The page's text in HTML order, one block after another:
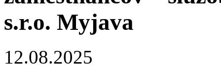
s.r.o. Myjava
12.08.2025